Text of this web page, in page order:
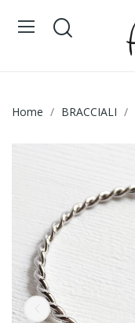
Home BRACCIALI